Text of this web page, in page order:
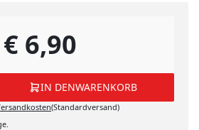
€ 6,90
IN DENWARENKORB
WARENKORB
(Standardversand)